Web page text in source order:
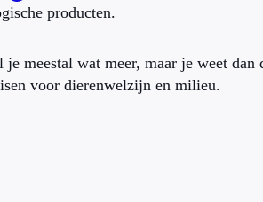
producten.
meestal wat meer, maar je weet dan
voor dierenwelzijn en milieu.